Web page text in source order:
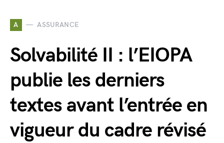
A ASSURANCE
Solvabilité II : l’EIOPA
publie les derniers
textes avant l’entrée en
vigueur du cadre révisé